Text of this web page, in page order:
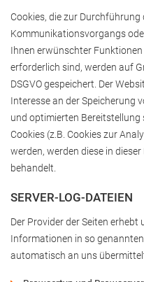
Cookies, die zur Durchführung
Kommunikationsvorgangs
Ihnen erwünschter
erforderlich sind, werden auf
DSGVO gespeichert. Der
Interesse an der Speicherung
und optimierten Bereitstellung
Cookies (z.B. Cookies zur
werden, werden diese in
behandelt.
SERVER-LOG-DATEIEN
Der Provider der Seiten
Informationen in so
automatisch an uns